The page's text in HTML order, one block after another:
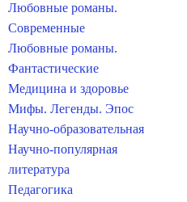
Любовные романы.
Современные
Любовные романы.
Фантастические
Медицина и здоровье
Мифы. Легенды. Эпос
Научно-образовательная
Научно-популярная
литература
Педагогика